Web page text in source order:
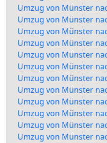
Umzug von Münster
Umzug von Münster
Umzug von Münster
Umzug von Münster
Umzug von Münster
Umzug von Münster
Umzug von Münster
Umzug von Münster
Umzug von Münster
Umzug von Münster
Umzug von Münster
Umzug von Münster